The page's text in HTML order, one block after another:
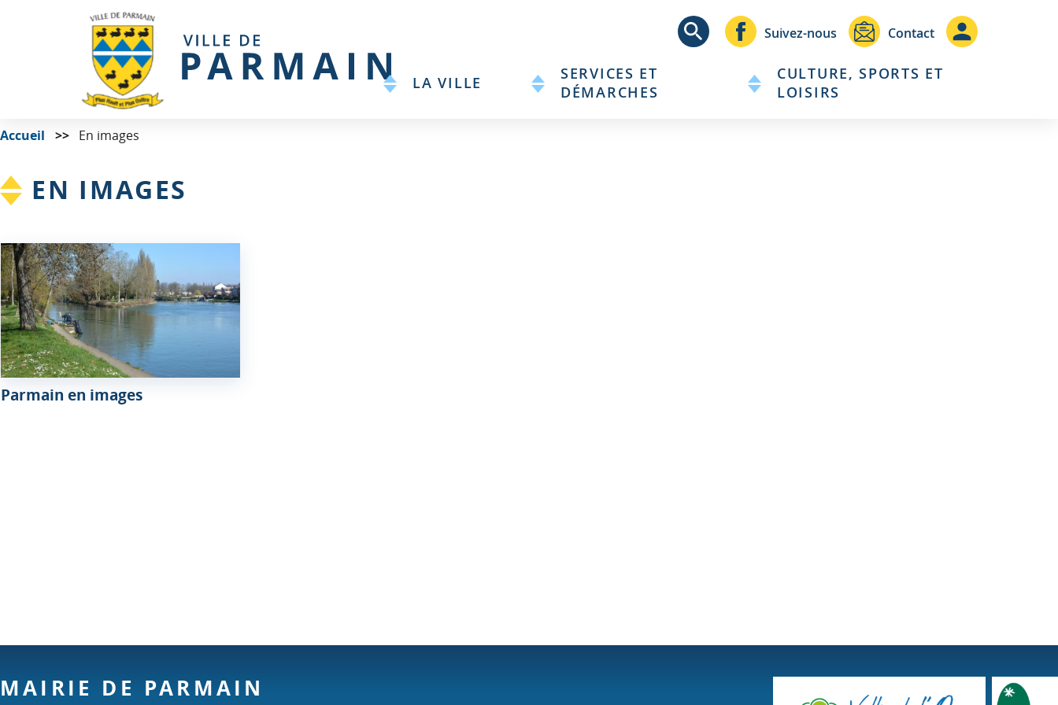
principal
Header
-
Communication
Suivez-nous Contact
Header
-
LA VILLE
SERVICES ET
DÉMARCHES
CULTURE, SPORTS ET
LOISIRS
Accueil En images
EN IMAGES
Parmain en images
MAIRIE DE PARMAIN